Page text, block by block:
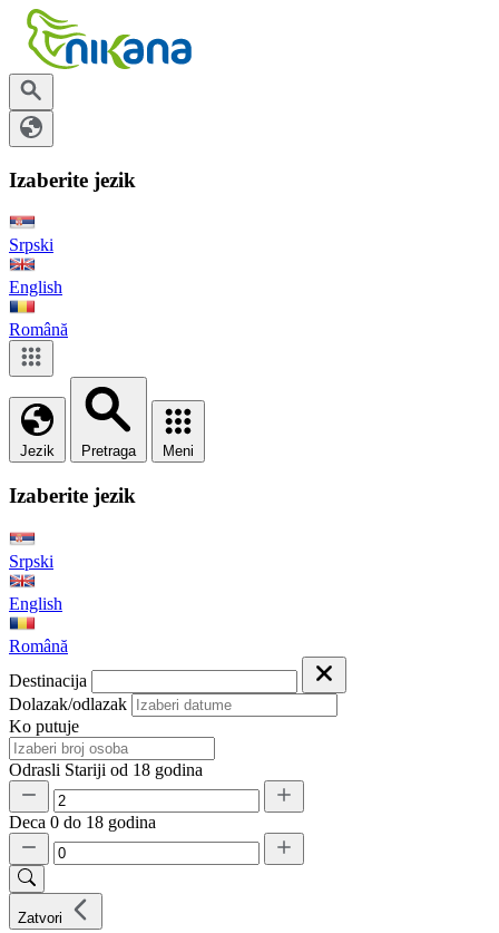
Izaberite jezik
Srpski
English
Română
Jezik Pretraga Meni
Izaberite jezik
Srpski
English
Română
Destinacija
Dolazak/odlazak
Ko putuje
Odrasli Stariji od 18 godina
Deca 0 do 18 godina
Zatvori